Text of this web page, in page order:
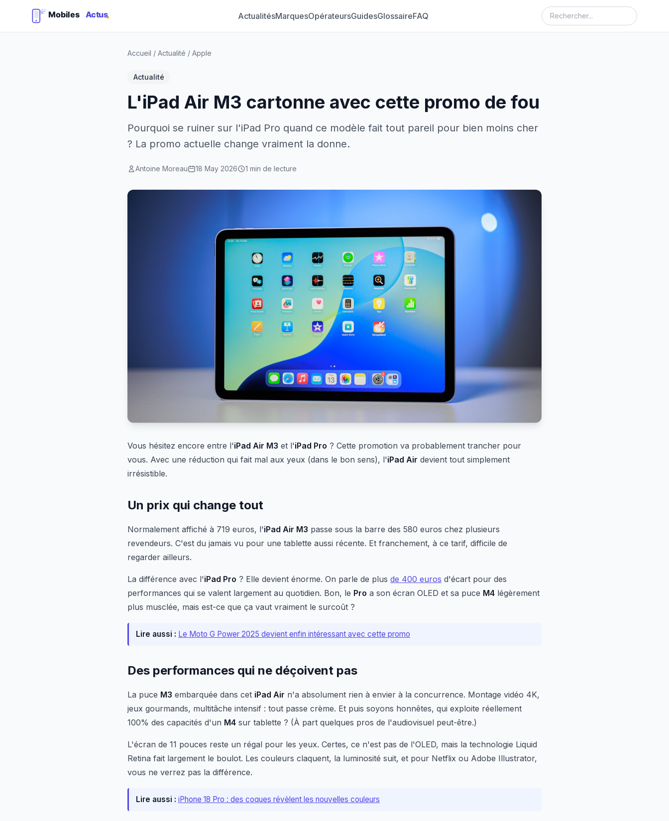
ActualitésMarquesOpérateursGuidesGlossaireFAQ
Accueil / Actualité / Apple
Actualité
L'iPad Air M3 cartonne avec cette promo de fou
Pourquoi se ruiner sur l'iPad Pro quand ce modèle fait tout pareil pour bien moins cher
? La promo actuelle change vraiment la donne.
Antoine Moreau 18 May 2026 1 min de lecture
Vous hésitez encore entre l'iPad Air M3 et l'iPad Pro ? Cette promotion va probablement trancher pour
vous. Avec une réduction qui fait mal aux yeux (dans le bon sens), l'iPad Air devient tout simplement
irrésistible.
Un prix qui change tout
Normalement affiché à 719 euros, l'iPad Air M3 passe sous la barre des 580 euros chez plusieurs
revendeurs. C'est du jamais vu pour une tablette aussi récente. Et franchement, à ce tarif, difficile de
regarder ailleurs.
La différence avec l'iPad Pro ? Elle devient énorme. On parle de plus de 400 euros d'écart pour des
performances qui se valent largement au quotidien. Bon, le Pro a son écran OLED et sa puce M4 légèrement
plus musclée, mais est-ce que ça vaut vraiment le surcoût ?
Lire aussi : Le Moto G Power 2025 devient enfin intéressant avec cette promo
Des performances qui ne déçoivent pas
La puce M3 embarquée dans cet iPad Air n'a absolument rien à envier à la concurrence. Montage vidéo 4K,
jeux gourmands, multitâche intensif : tout passe crème. Et puis soyons honnêtes, qui exploite réellement
100% des capacités d'un M4 sur tablette ? (À part quelques pros de l'audiovisuel peut-être.)
L'écran de 11 pouces reste un régal pour les yeux. Certes, ce n'est pas de l'OLED, mais la technologie Liquid
Retina fait largement le boulot. Les couleurs claquent, la luminosité suit, et pour Netflix ou Adobe Illustrator,
vous ne verrez pas la différence.
Lire aussi : iPhone 18 Pro : des coques révèlent les nouvelles couleurs